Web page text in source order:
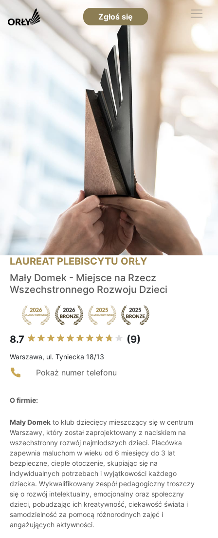
Zgłoś się
LAUREAT PLEBISCYTU ORŁY
Mały Domek - Miejsce na Rzecz
Wszechstronnego Rozwoju Dzieci
8.7 (9)
Warszawa, ul. Tyniecka 18/13
Pokaż numer telefonu
O firmie:
Mały Domek to klub dziecięcy mieszczący się w centrum
Warszawy, który został zaprojektowany z naciskiem na
wszechstronny rozwój najmłodszych dzieci. Placówka
zapewnia maluchom w wieku od 6 miesięcy do 3 lat
bezpieczne, ciepłe otoczenie, skupiając się na
indywidualnych potrzebach i wyjątkowości każdego
dziecka. Wykwalifikowany zespół pedagogiczny troszczy
się o rozwój intelektualny, emocjonalny oraz społeczny
dzieci, pobudzając ich kreatywność, ciekawość świata i
samodzielność za pomocą różnorodnych zajęć i
angażujących aktywności.